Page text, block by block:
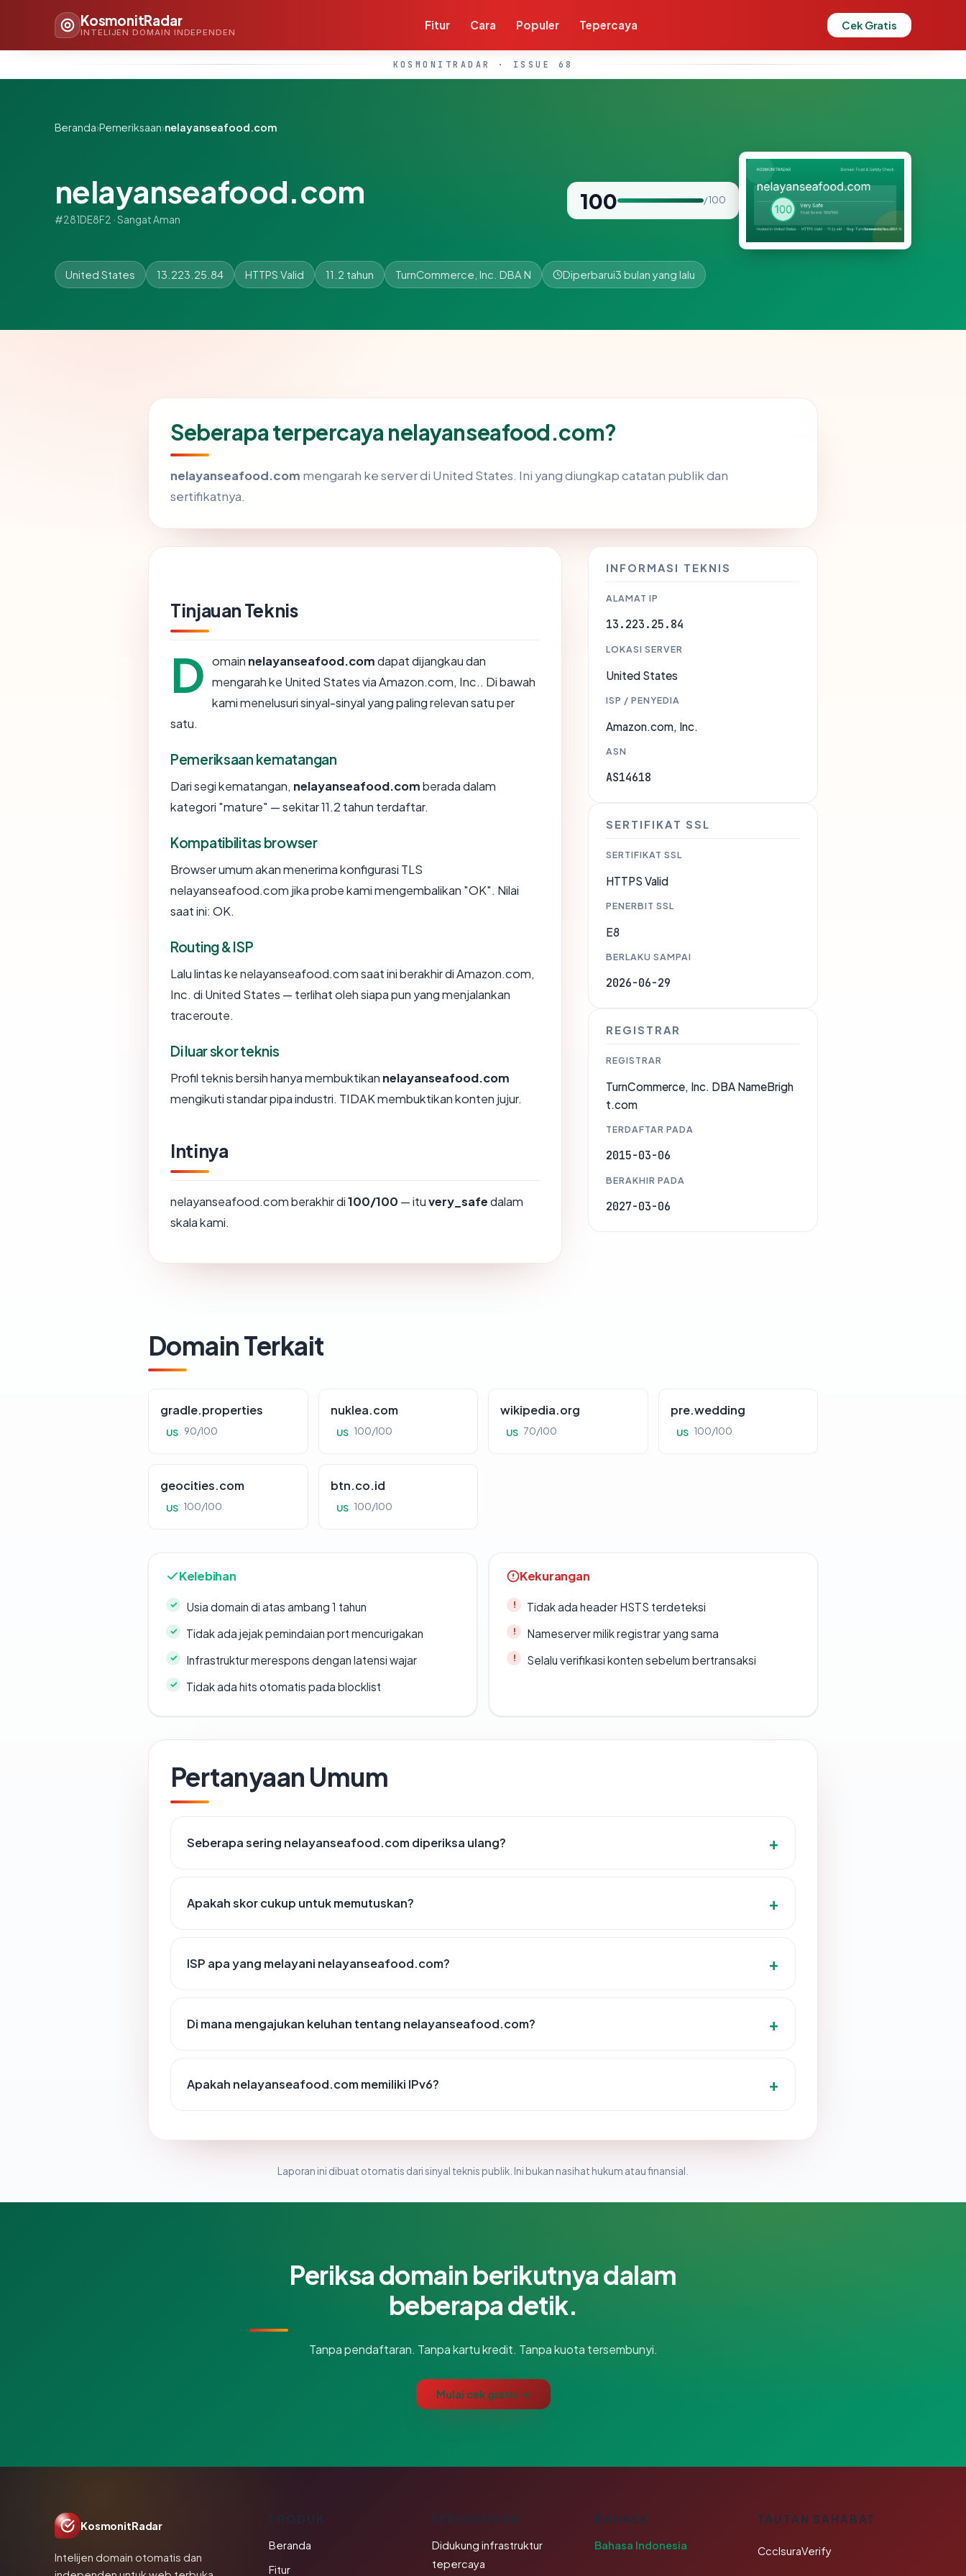
KosmonitRadar
INTELIJEN DOMAIN INDEPENDEN
Fitur Cara Populer Tepercaya Cek Gratis
KOSMONITRADAR · ISSUE 68
Beranda›Pemeriksaan›nelayanseafood.com
nelayanseafood.com
#281DE8F2 · Sangat Aman
100 / 100
United States 13.223.25.84 HTTPS Valid 11.2 tahun TurnCommerce, Inc. DBA N Diperbarui3 bulan yang lalu
Seberapa terpercaya nelayanseafood.com?
nelayanseafood.com mengarah ke server di United States. Ini yang diungkap catatan publik dan
sertifikatnya.
Tinjauan Teknis
D omain nelayanseafood.comdapat dijangkau dan
mengarah ke United States via Amazon.com, Inc.. Di bawah
kami menelusuri sinyal-sinyal yang paling relevan satu per
satu.
Pemeriksaan kematangan
Dari segi kematangan, nelayanseafood.comberada dalam
kategori "mature" — sekitar 11.2 tahun terdaftar.
Kompatibilitas browser
Browser umum akan menerima konfigurasi TLS
nelayanseafood.com jika probe kami mengembalikan "OK". Nilai
saat ini: OK.
Routing & ISP
Lalu lintas ke nelayanseafood.com saat ini berakhir di Amazon.com,
Inc. di United States — terlihat oleh siapa pun yang menjalankan
traceroute.
Di luar skor teknis
Profil teknis bersih hanya membuktikan nelayanseafood.com
mengikuti standar pipa industri. TIDAK membuktikan konten jujur.
Intinya
nelayanseafood.com berakhir di100/100 — ituvery_safedalam
skala kami.
INFORMASI TEKNIS
ALAMAT IP
13.223.25.84
LOKASI SERVER
United States
ISP / PENYEDIA
Amazon.com, Inc.
ASN
AS14618
SERTIFIKAT SSL
SERTIFIKAT SSL
HTTPS Valid
PENERBIT SSL
E8
BERLAKU SAMPAI
2026-06-29
REGISTRAR
REGISTRAR
TurnCommerce, Inc. DBA NameBrigh
t.com
TERDAFTAR PADA
2015-03-06
BERAKHIR PADA
2027-03-06
Domain Terkait
gradle.properties
US 90/100
nuklea.com
US 100/100
wikipedia.org
US 70/100
pre.wedding
US 100/100
geocities.com
US 100/100
btn.co.id
US 100/100
Kelebihan
Usia domain di atas ambang 1 tahun
Tidak ada jejak pemindaian port mencurigakan
Infrastruktur merespons dengan latensi wajar
Tidak ada hits otomatis pada blocklist
Kekurangan
Tidak ada header HSTS terdeteksi
Nameserver milik registrar yang sama
Selalu verifikasi konten sebelum bertransaksi
Pertanyaan Umum
Seberapa sering nelayanseafood.com diperiksa ulang?
Apakah skor cukup untuk memutuskan?
ISP apa yang melayani nelayanseafood.com?
Di mana mengajukan keluhan tentang nelayanseafood.com?
Apakah nelayanseafood.com memiliki IPv6?
Laporan ini dibuat otomatis dari sinyal teknis publik. Ini bukan nasihat hukum atau finansial.
Periksa domain berikutnya dalam
beberapa detik.
Tanpa pendaftaran. Tanpa kartu kredit. Tanpa kuota tersembunyi.
Mulai cek gratis →
KosmonitRadar
Intelijen domain otomatis dan
Beranda
Fitur
PERUSAHAAN
Didukung infrastruktur
tepercaya
BAHASA
Bahasa Indonesia
TAUTAN SAHABAT
CcclsuraVerify